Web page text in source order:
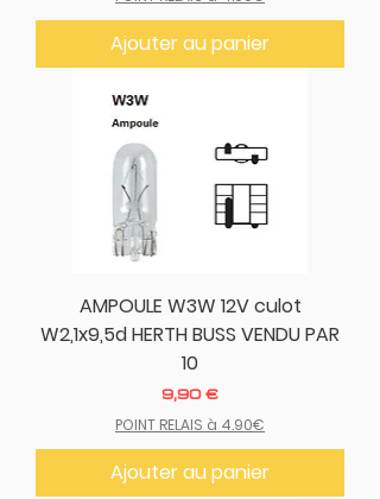
Ajouter au panier
AMPOULE W3W 12V culot
W2,1x9,5d HERTH BUSS VENDU PAR
10
Prix
9,90 €
POINT RELAIS à 4.90€
Ajouter au panier